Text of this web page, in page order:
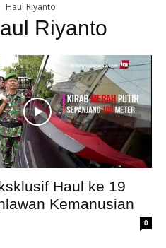
Haul Riyanto
Riyanto
Haul ke 19
Kemanusian
0